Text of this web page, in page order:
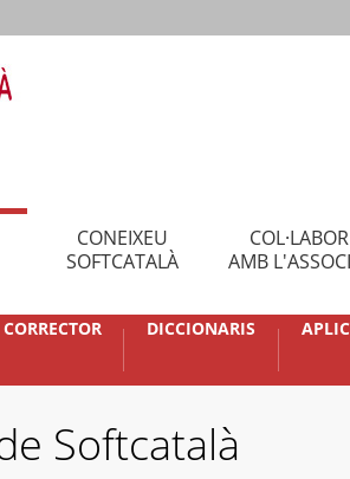
CONEIXEU
SOFTCATALÀ
AMB
CORRECTOR DICCIONARIS
Softcatalà